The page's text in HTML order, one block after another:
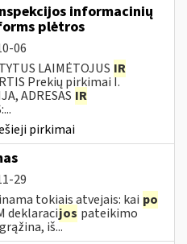
informacinių
plėtros
06
LAIMĖTOJUS IR
Prekių pirkimai I.
ADRESAS IR
pirkimai
29
tokiais atvejais: kai po
deklaracijos pateikimo
iš...